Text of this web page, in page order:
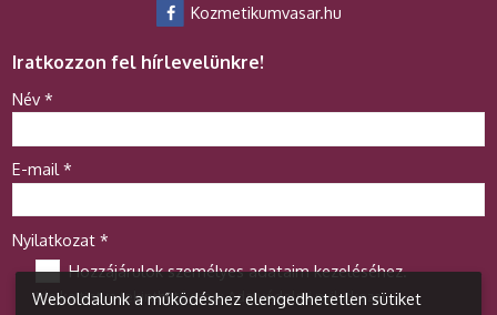
Kozmetikumvasar.hu
Iratkozzon fel hírlevelünkre!
-
-
-
Név *
E-mail *
Nyilatkozat *
Hozzájárulok személyes adataim kezeléséhez.
Ide kattintva tekinthető meg:Adatvédelmi nyilatkozat.
Weboldalunk a működéshez elengedhetetlen sütiket